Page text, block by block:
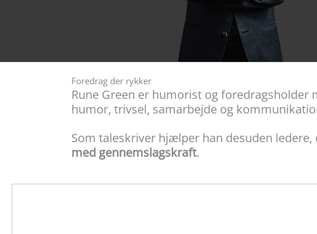
Foredrag der rykker
Rune Green er humorist og
humor, trivsel, samarbejde og
Som taleskriver hjælper han desuden
med gennemslagskraft.